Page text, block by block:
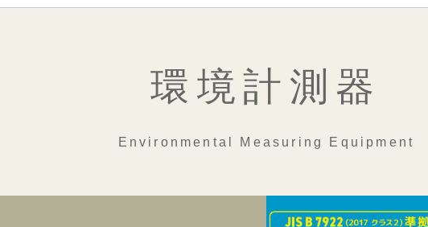
環境計測器
Environmental Measuring Equipment